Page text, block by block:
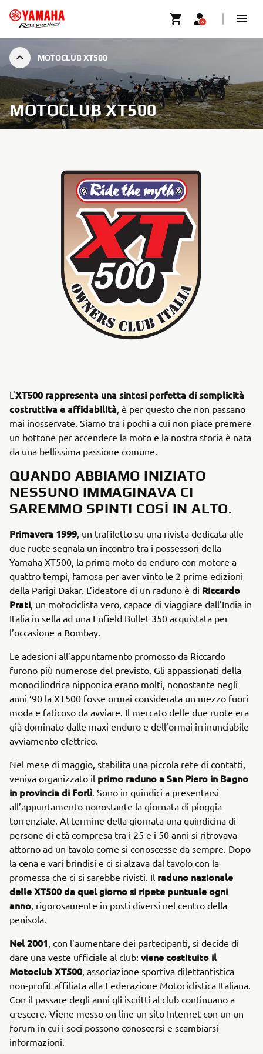
MOTOCLUB XT500
MOTOCLUB XT500
L'XT500 rappresenta una sintesi perfetta di semplicità
costruttiva e affidabilità, è per questo che non passano
mai inosservate. Siamo tra i pochi a cui non piace premere
un bottone per accendere la moto e la nostra storia è nata
da una bellissima passione comune.
QUANDO ABBIAMO INIZIATO
NESSUNO IMMAGINAVA CI
SAREMMO SPINTI COSÌ IN ALTO.
Primavera 1999, un trafiletto su una rivista dedicata alle
due ruote segnala un incontro tra i possessori della
Yamaha XT500, la prima moto da enduro con motore a
quattro tempi, famosa per aver vinto le 2 prime edizioni
della Parigi Dakar. L’ideatore di un raduno è di Riccardo
Prati, un motociclista vero, capace di viaggiare dall’India in
Italia in sella ad una Enfield Bullet 350 acquistata per
l’occasione a Bombay.
Le adesioni all’appuntamento promosso da Riccardo
furono più numerose del previsto. Gli appassionati della
monocilindrica nipponica erano molti, nonostante negli
anni ‘90 la XT500 fosse ormai considerata un mezzo fuori
moda e faticoso da avviare. Il mercato delle due ruote era
già dominato dalle maxi enduro e dell’ormai irrinunciabile
avviamento elettrico.
Nel mese di maggio, stabilita una piccola rete di contatti,
veniva organizzato il primo raduno a San Piero in Bagno
in provincia di Forlì. Sono in quindici a presentarsi
all’appuntamento nonostante la giornata di pioggia
torrenziale. Al termine della giornata una quindicina di
persone di età compresa tra i 25 e i 50 anni si ritrovava
attorno ad un tavolo come si conoscesse da sempre. Dopo
la cena e vari brindisi e ci si alzava dal tavolo con la
promessa che ci si sarebbe rivisti. Il raduno nazionale
delle XT500 da quel giorno si ripete puntuale ogni
anno, rigorosamente in posti diversi nel centro della
penisola.
Nel 2001, con l’aumentare dei partecipanti, si decide di
dare una veste ufficiale al club: viene costituito il
Motoclub XT500, associazione sportiva dilettantistica
non-profit affiliata alla Federazione Motociclistica Italiana.
Con il passare degli anni gli iscritti al club continuano a
crescere. Viene messo on line un sito Internet con un un
forum in cui i soci possono conoscersi e scambiarsi
informazioni.